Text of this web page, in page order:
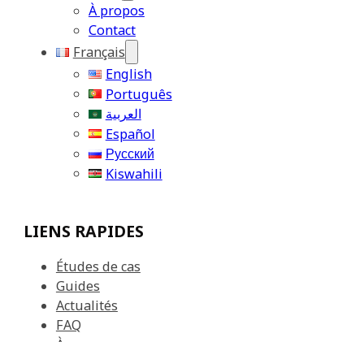
À propos
Contact
Français
English
Português
العربية
Español
Русский
Kiswahili
LIENS RAPIDES
Études de cas
Guides
Actualités
FAQ